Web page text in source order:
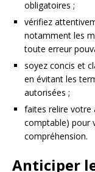
obligatoires ;
vérifiez
notamment les
toute erreur
soyez concis et
en évitant les
autorisées ;
faites relire votre
comptable) pour
compréhension.
Anticiper